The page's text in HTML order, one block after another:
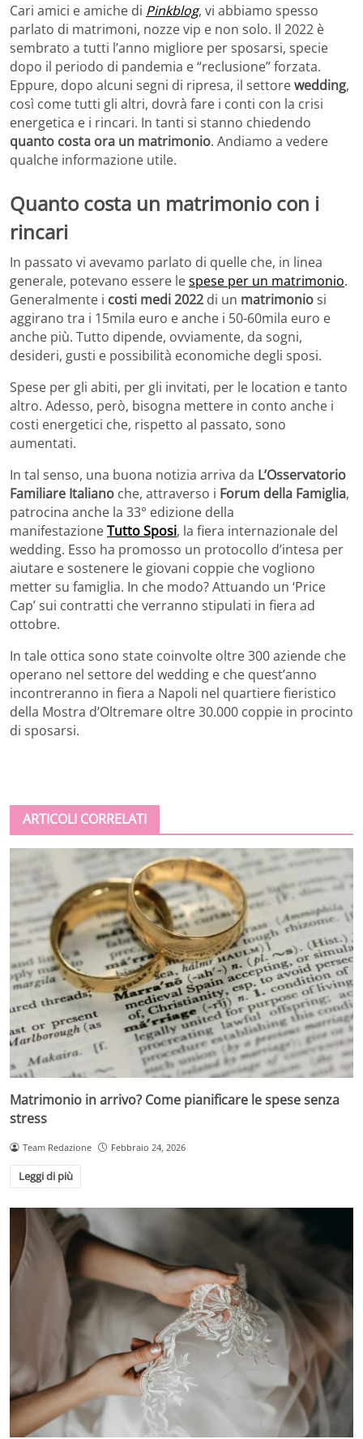
Cari amici e amiche di Pinkblog, vi abbiamo spesso
parlato di matrimoni, nozze vip e non solo. Il 2022 è
sembrato a tutti l’anno migliore per sposarsi, specie
dopo il periodo di pandemia e “reclusione” forzata.
Eppure, dopo alcuni segni di ripresa, il settorewedding,
così come tutti gli altri, dovrà fare i conti con la crisi
energetica e i rincari. In tanti si stanno chiedendo
quanto costa ora un matrimonio. Andiamo a vedere
qualche informazione utile.
Quanto costa un matrimonio con i
rincari
In passato vi avevamo parlato di quelle che, in linea
generale, potevano essere lespese per un matrimonio.
Generalmente i costi medi 2022 di un matrimoniosi
aggirano tra i 15mila euro e anche i 50-60mila euro e
anche più. Tutto dipende, ovviamente, da sogni,
desideri, gusti e possibilità economiche degli sposi.
Spese per gli abiti, per gli invitati, per le location e tanto
altro. Adesso, però, bisogna mettere in conto anche i
costi energetici che, rispetto al passato, sono
aumentati.
In tal senso, una buona notizia arriva da L’Osservatorio
Familiare Italiano che, attraverso i Forum della Famiglia,
patrocina anche la 33° edizione della
manifestazioneTutto Sposi, la fiera internazionale del
wedding. Esso ha promosso un protocollo d’intesa per
aiutare e sostenere le giovani coppie che vogliono
metter su famiglia. In che modo? Attuando un ‘Price
Cap’ sui contratti che verranno stipulati in fiera ad
ottobre.
In tale ottica sono state coinvolte oltre 300 aziende che
operano nel settore del wedding e che quest’anno
incontreranno in fiera a Napoli nel quartiere fieristico
della Mostra d’Oltremare oltre 30.000 coppie in procinto
di sposarsi.
ARTICOLI CORRELATI
Matrimonio in arrivo? Come pianificare le spese senza
stress
Team Redazione Febbraio 24, 2026
Leggi di più